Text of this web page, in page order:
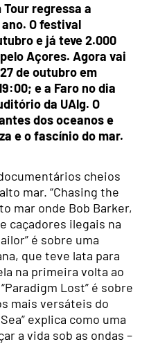
regressa a
O festival
e já teve 2.000
Açores. Agora vai
de outubro em
e a Faro no dia
da UAlg. O
dos oceanos e
e o fascínio do mar.
cheios
mar.“Chasing the
mar onde Bob Barker,
caçadores ilegais na
é sobre uma
que teve lata para
na primeira volta ao
Lost” é sobre
mais versáteis do
explica como uma
a vida sob as ondas –